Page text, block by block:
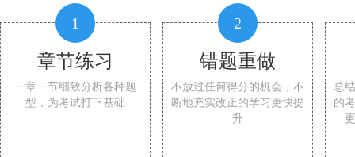
1
章节练习
一章一节细致分析各种题
型，为考试打下基础
2
错题重做
不放过任何得分的机会，不
断地充实改正的学习更快提
升
总
的